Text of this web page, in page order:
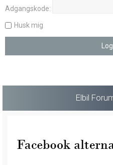
Adgangskode:
Husk mig
Elbil